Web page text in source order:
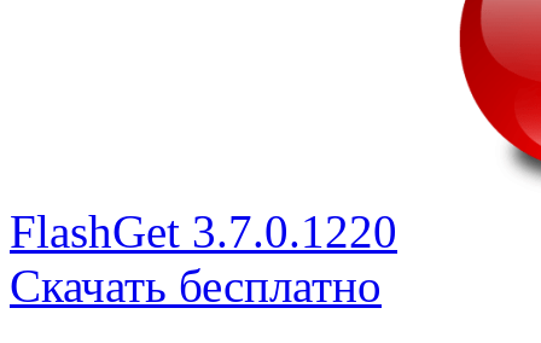
FlashGet 3.7.0.1220
Скачать бесплатно